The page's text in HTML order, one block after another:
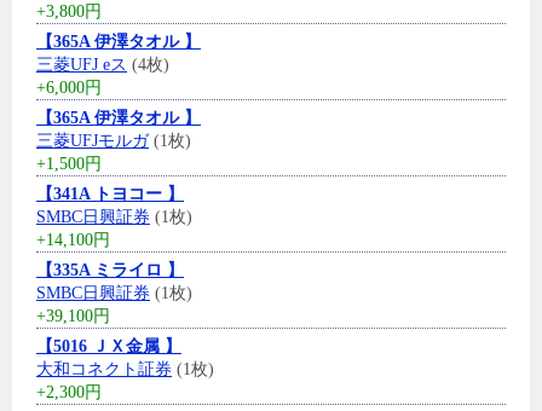
+3,800円
【365A 伊澤タオル 】
三菱UFJ eス (4枚)
+6,000円
【365A 伊澤タオル 】
三菱UFJモルガ(1枚)
+1,500円
【341A トヨコー 】
SMBC日興証券 (1枚)
+14,100円
【335A ミライロ 】
SMBC日興証券 (1枚)
+39,100円
【5016 ＪＸ金属 】
大和コネクト証券 (1枚)
+2,300円